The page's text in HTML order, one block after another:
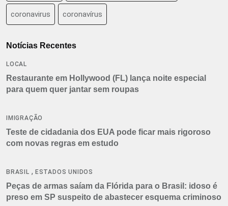
coronavirus coronavírus
Notícias Recentes
LOCAL
Restaurante em Hollywood (FL) lança noite especial
para quem quer jantar sem roupas
IMIGRAÇÃO
Teste de cidadania dos EUA pode ficar mais rigoroso
com novas regras em estudo
BRASIL , ESTADOS UNIDOS
Peças de armas saíam da Flórida para o Brasil: idoso é
preso em SP suspeito de abastecer esquema criminoso